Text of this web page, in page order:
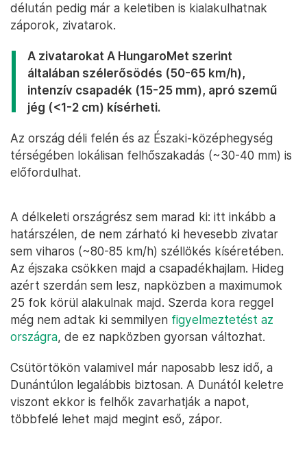
délután pedig már a keletiben is kialakulhatnak
záporok, zivatarok.
A zivatarokat A HungaroMet szerint
általában szélerősödés (50-65 km/h),
intenzív csapadék (15-25 mm), apró szemű
jég (<1-2 cm) kísérheti.
Az ország déli felén és az Északi-középhegység
térségében lokálisan felhőszakadás (~30-40 mm) is
előfordulhat.
A délkeleti országrész sem marad ki: itt inkább a
határszélen, de nem zárható ki hevesebb zivatar
sem viharos (~80-85 km/h) széllökés kíséretében.
Az éjszaka csökken majd a csapadékhajlam. Hideg
azért szerdán sem lesz, napközben a maximumok
25 fok körül alakulnak majd. Szerda kora reggel
még nem adtak ki semmilyen figyelmeztetést az
országra, de ez napközben gyorsan változhat.
Csütörtökön valamivel már naposabb lesz idő, a
Dunántúlon legalábbis biztosan. A Dunától keletre
viszont ekkor is felhők zavarhatják a napot,
többfelé lehet majd megint eső, zápor.